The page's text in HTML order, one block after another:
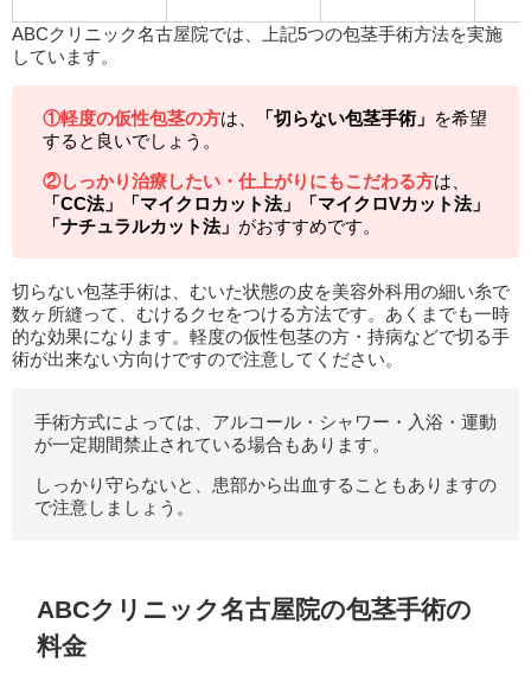
ABCクリニック名古屋院では、上記5つの包茎手術方法を実施
しています。
①軽度の仮性包茎の方は、 「切らない包茎手術」
を希望
すると良いでしょう。
②しっかり治療したい・仕上がりにもこだわる方は、
「CC法」「マイクロカット法」「マイクロVカット法」
「ナチュラルカット法」 がおすすめです。
切らない包茎手術は、むいた状態の皮を美容外科用の細い糸で
数ヶ所縫って、むけるクセをつける方法です。あくまでも一時
的な効果になります。軽度の仮性包茎の方・持病などで切る手
術が出来ない方向けですので注意してください。
手術方式によっては、アルコール・シャワー・入浴・運動
が一定期間禁止されている場合もあります。
しっかり守らないと、患部から出血することもありますの
で注意しましょう。
ABCクリニック名古屋院の包茎手術の
料金